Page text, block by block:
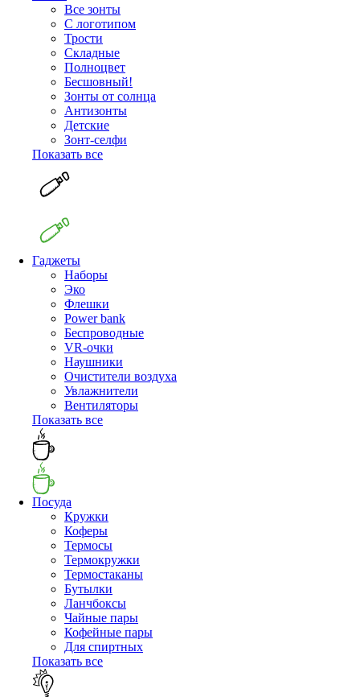
Все зонты
С логотипом
Трости
Складные
Полноцвет
Бесшовный!
Зонты от солнца
Антизонты
Детские
Зонт-селфи
Показать все
Гаджеты
Наборы
Эко
Флешки
Power bank
Беспроводные
VR-очки
Наушники
Очистители воздуха
Увлажнители
Вентиляторы
Показать все
Посуда
Кружки
Коферы
Термосы
Термокружки
Термостаканы
Бутылки
Ланчбоксы
Чайные пары
Кофейные пары
Для спиртных
Показать все